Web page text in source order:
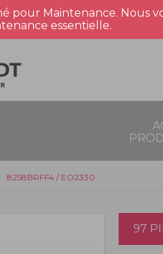
pour Maintenance. Nous
essentielle.
8258BRFF4 / EO2330
97